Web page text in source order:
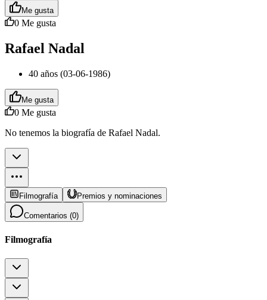
Me gusta
0 Me gusta
Rafael Nadal
40 años (03-06-1986)
Me gusta
0 Me gusta
No tenemos la biografía de Rafael Nadal.
Filmografía Premios y nominaciones
Comentarios (0)
Filmografía